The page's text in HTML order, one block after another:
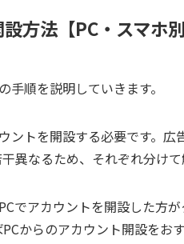
方法【PC・スマホ別
順を説明していきます。
トを開設する必要です。広
異なるため、それぞれ分けて
でアカウントを開設した方
からのアカウント開設をおす